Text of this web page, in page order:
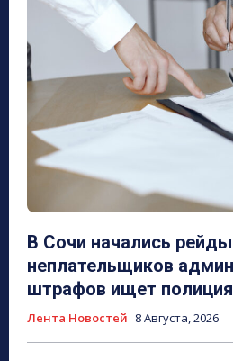
В Сочи начались
неплательщиков
штрафов ищет полиция
Лента Новостей 8 Августа, 2026